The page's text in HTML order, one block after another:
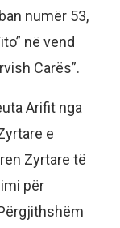
numër 53,
në vend
Carës”.
Arifit nga
e
Zyrtare të
për